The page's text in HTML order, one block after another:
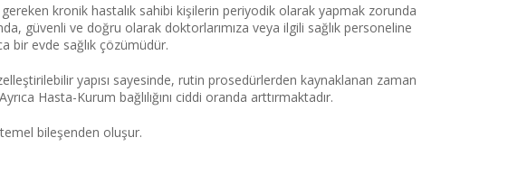
kronik hastalık sahibi kişilerin periyodik olarak yapmak zorunda
güvenli ve doğru olarak doktorlarımıza veya ilgili sağlık personeline
bir evde sağlık çözümüdür.
yapısı sayesinde, rutin prosedürlerden kaynaklanan zaman
Hasta-Kurum bağlılığını ciddi oranda arttırmaktadır.
bileşenden oluşur.